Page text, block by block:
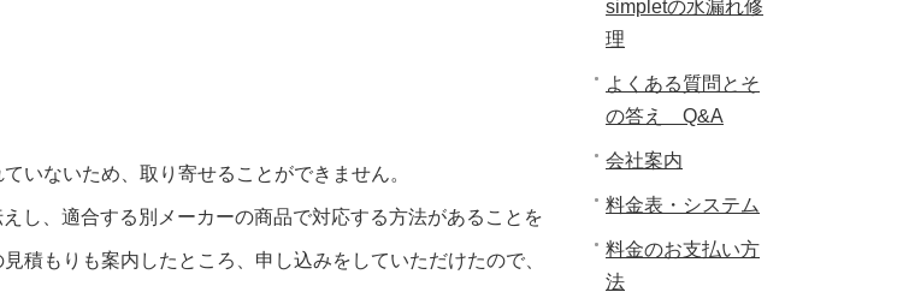
いないため、取り寄せることができません。
、適合する別メーカーの商品で対応する方法があることを
積もりも案内したところ、申し込みをしていただけたので、
simpletの水漏れ修
理
よくある質問とそ
の答え Q&A
会社案内
料金表・システム
料金のお支払い方
法